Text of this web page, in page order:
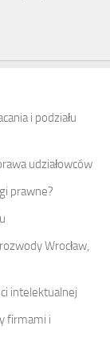
i podziału
udziałowców
prawne?
Wrocław,
intelektualnej
firmami i